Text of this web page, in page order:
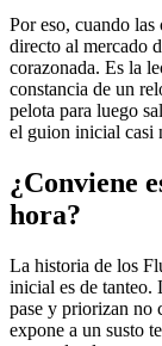
Por eso, cuando
directo al mercado
corazonada. Es la
constancia de un
pelota para luego
el guion inicial casi
¿Conviene
hora?
La historia de los
inicial es de tanteo.
pase y priorizan no
expone a un susto